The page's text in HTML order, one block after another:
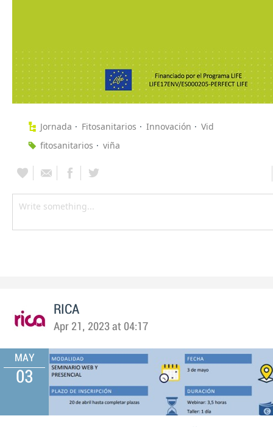
Jornada Fitosanitarios Innovación
Vid
fitosanitarios
viña
RICA
Apr 21, 2023 at 04:17
MAY
03